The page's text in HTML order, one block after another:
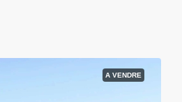
A VENDRE